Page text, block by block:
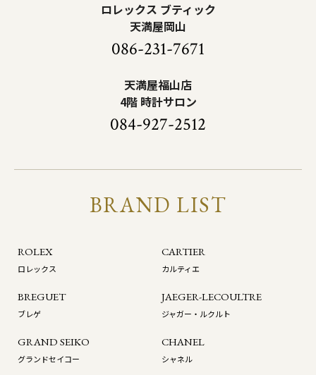
ロレックス ブティック
天満屋岡山
086-231-7671
天満屋福山店
4階 時計サロン
084-927-2512
BRAND LIST
ROLEX
ロレックス
CARTIER
カルティエ
BREGUET
ブレゲ
JAEGER-LECOULTRE
ジャガー・ルクルト
GRAND SEIKO
グランドセイコー
CHANEL
シャネル